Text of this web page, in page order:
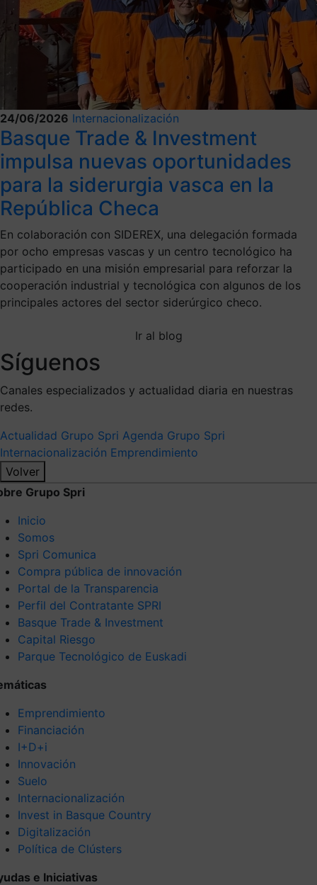
24/06/2026 Internacionalización
Basque Trade & Investment
impulsa nuevas oportunidades
para la siderurgia vasca en la
República Checa
En colaboración con SIDEREX, una delegación formada
por ocho empresas vascas y un centro tecnológico ha
participado en una misión empresarial para reforzar la
cooperación industrial y tecnológica con algunos de los
principales actores del sector siderúrgico checo.
Ir al blog
Síguenos
Canales especializados y actualidad diaria en nuestras
redes.
Actualidad Grupo Spri Agenda Grupo Spri
Internacionalización Emprendimiento
Volver
Grupo Spri
Inicio
Somos
Spri Comunica
Compra pública de innovación
Portal de la Transparencia
Perfil del Contratante SPRI
Basque Trade & Investment
Capital Riesgo
Parque Tecnológico de Euskadi
Emprendimiento
Financiación
I+D+i
Innovación
Suelo
Internacionalización
Invest in Basque Country
Digitalización
Política de Clústers
e Iniciativas